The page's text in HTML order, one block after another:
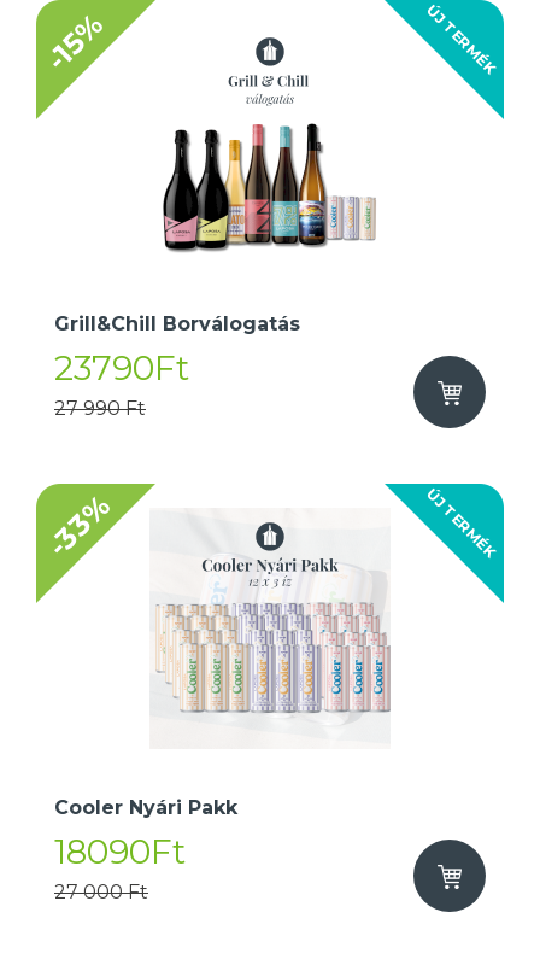
ÚJ TERMÉK
-15%
Grill&Chill Borválogatás
23790Ft
27 990 Ft
ÚJ TERMÉK
-33%
Cooler Nyári Pakk
18090Ft
27 000 Ft